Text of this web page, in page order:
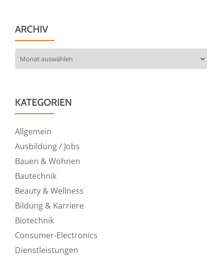
ARCHIV
KATEGORIEN
Allgemein
Ausbildung / Jobs
Bauen & Wohnen
Bautechnik
Beauty & Wellness
Bildung & Karriere
Biotechnik
Consumer-Electronics
Dienstleistungen